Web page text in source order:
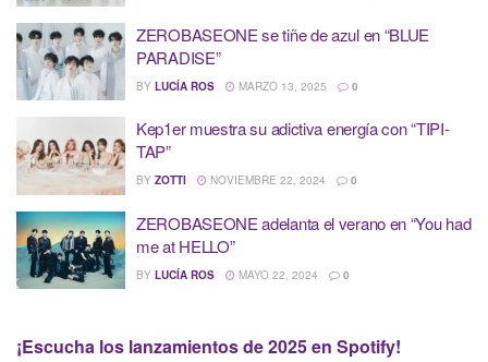
ZEROBASEONE se tiñe de azul en “BLUE
PARADISE”
BY LUCÍA ROS MARZO 13, 2025 0
Kep1er muestra su adictiva energía con “TIPI-
TAP”
BY ZOTTI NOVIEMBRE 22, 2024 0
ZEROBASEONE adelanta el verano en “You had
me at HELLO”
BY LUCÍA ROS MAYO 22, 2024 0
¡Escucha los lanzamientos de 2025 en Spotify!